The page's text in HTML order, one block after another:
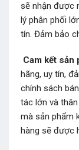
sẽ nhận được
lý phân phối
tín. Đảm bảo
Cam kết sản
hãng, uy tín,
chính sách
tác lớn và
mà sản phẩm
hàng sẽ được